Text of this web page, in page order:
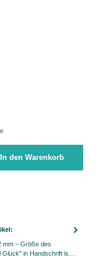
In den Warenkorb
mm – Größe des
Glück" in Handschrift is…